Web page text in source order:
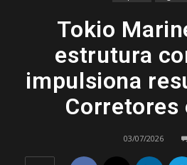
Tokio
estrutura
impulsiona
Corretores
03/07/2026